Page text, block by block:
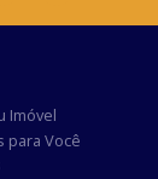
Imóvel
para Você